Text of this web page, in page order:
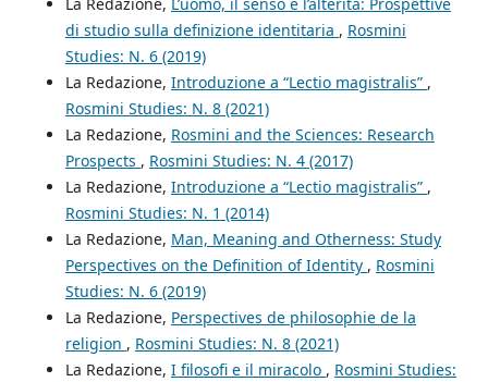
di studio sulla definizione identitaria , Rosmini
Studies: N. 6 (2019)
La Redazione, Introduzione a “Lectio magistralis” ,
Rosmini Studies: N. 8 (2021)
La Redazione, Rosmini and the Sciences: Research
Prospects , Rosmini Studies: N. 4 (2017)
La Redazione, Introduzione a “Lectio magistralis” ,
Rosmini Studies: N. 1 (2014)
La Redazione, Man, Meaning and Otherness: Study
Perspectives on the Definition of Identity , Rosmini
Studies: N. 6 (2019)
La Redazione, Perspectives de philosophie de la
religion , Rosmini Studies: N. 8 (2021)
La Redazione, I filosofi e il miracolo , Rosmini Studies: